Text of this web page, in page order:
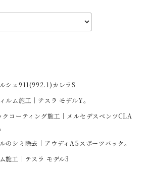
シェ911(992.1)カレラS
ルム施工｜テスラ モデルY。
コーティング施工｜メルセデスベンツCLA
のシミ除去｜アウディA5スポーツバック。
施工｜テスラ モデル3